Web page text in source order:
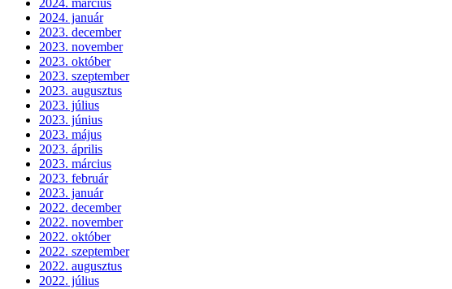
2024. január
2023. december
2023. november
2023. október
2023. szeptember
2023. augusztus
2023. július
2023. június
2023. május
2023. április
2023. március
2023. február
2023. január
2022. december
2022. november
2022. október
2022. szeptember
2022. augusztus
2022. július